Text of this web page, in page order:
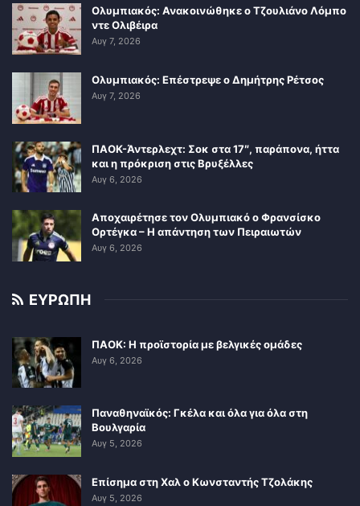
Ολυμπιακός: Ανακοινώθηκε ο Τζουλιάνο Λόμπο
ντε Ολιβέιρα
Αυγ 7, 2026
Ολυμπιακός: Επέστρεψε ο Δημήτρης Ρέτσος
Αυγ 7, 2026
ΠΑΟΚ-Άντερλεχτ: Σοκ στα 17″, παράπονα, ήττα
και η πρόκριση στις Βρυξέλλες
Αυγ 6, 2026
Αποχαιρέτησε τον Ολυμπιακό ο Φρανσίσκο
Ορτέγκα – Η απάντηση των Πειραιωτών
Αυγ 6, 2026
ΕΥΡΩΠΗ
ΠΑΟΚ: Η προϊστορία με βελγικές ομάδες
Αυγ 6, 2026
Παναθηναϊκός: Γκέλα και όλα για όλα στη
Βουλγαρία
Αυγ 5, 2026
Επίσημα στη Χαλ ο Κωνσταντής Τζολάκης
Αυγ 5, 2026